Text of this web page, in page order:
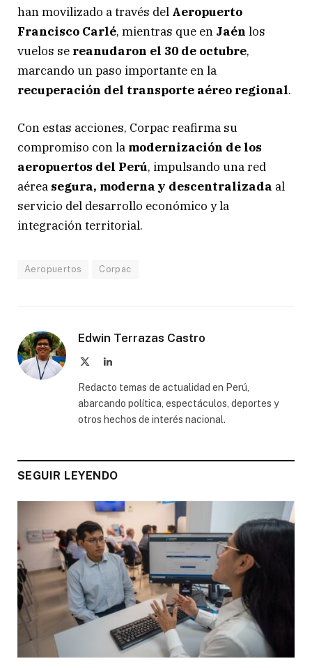
han movilizado a través del Aeropuerto
Francisco Carlé, mientras que en Jaén los
vuelos se reanudaron el 30 de octubre,
marcando un paso importante en la
recuperación del transporte aéreo regional.
Con estas acciones, Corpac reafirma su
compromiso con la modernización de los
aeropuertos del Perú, impulsando una red
aérea segura, moderna y descentralizada al
servicio del desarrollo económico y la
integración territorial.
Aeropuertos Corpac
Edwin Terrazas Castro
LinkedIn
Redacto temas de actualidad en Perú,
abarcando política, espectáculos, deportes y
otros hechos de interés nacional.
SEGUIR LEYENDO